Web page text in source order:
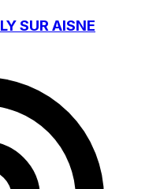
SUR AISNE